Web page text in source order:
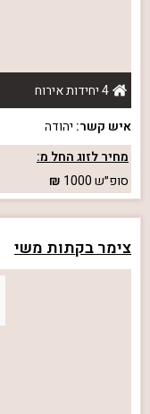
4 יחידות אירוח
איש קשר: יהודה
מחיר לזוג החל מ:
סופ״ש1000
צימר בקתות משי